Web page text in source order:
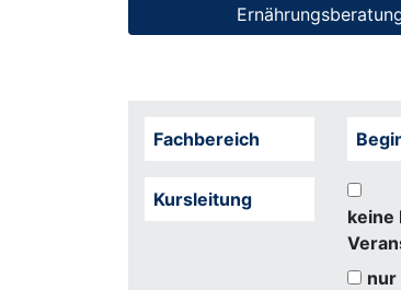
Fachbereich
Kursleitung
keine
nur